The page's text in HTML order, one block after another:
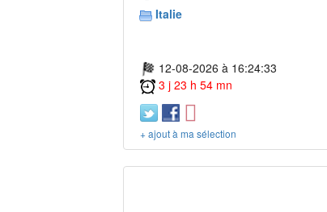
Italie
12-08-2026 à 16:24:33
3 j 23 h 54 mn
+ ajout à ma sélection